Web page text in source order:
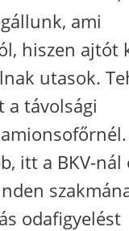
ami
hiszen ajtót
utasok.
a távolsági
itt a BKV-nál
odafigyelést